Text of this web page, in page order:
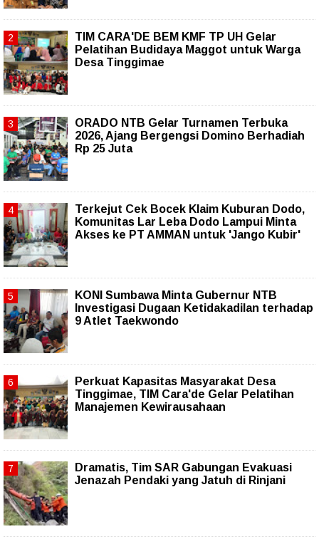
TIM CARA'DE BEM KMF TP UH Gelar
Pelatihan Budidaya Maggot untuk Warga
Desa Tinggimae
ORADO NTB Gelar Turnamen Terbuka
2026, Ajang Bergengsi Domino Berhadiah
Rp 25 Juta
Terkejut Cek Bocek Klaim Kuburan Dodo,
Komunitas Lar Leba Dodo Lampui Minta
Akses ke PT AMMAN untuk 'Jango Kubir'
KONI Sumbawa Minta Gubernur NTB
Investigasi Dugaan Ketidakadilan terhadap
9 Atlet Taekwondo
Perkuat Kapasitas Masyarakat Desa
Tinggimae, TIM Cara'de Gelar Pelatihan
Manajemen Kewirausahaan
Dramatis, Tim SAR Gabungan Evakuasi
Jenazah Pendaki yang Jatuh di Rinjani